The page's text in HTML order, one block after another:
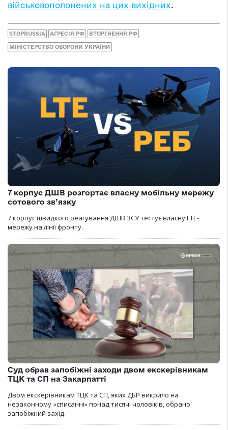
військовополонених на цих вихідних.
STOPRUSSIA АГРЕСІЯ РФ ВТОРГНЕННЯ РФ
МІНІСТЕРСТВО ОБОРОНИ УКРАЇНИ
7 корпус ДШВ розгортає власну мобільну мережу
сотового зв’язку
7 корпус швидкого реагування ДШВ ЗСУ тестує власну LTE-
мережу на лінії фронту.
Суд обрав запобіжні заходи двом екскерівникам
ТЦК та СП на Закарпатті
Двом екскерівникам ТЦК та СП, яких ДБР викрило на
незаконному «списанні» понад тисячі чоловіків, обрано
запобіжний захід.